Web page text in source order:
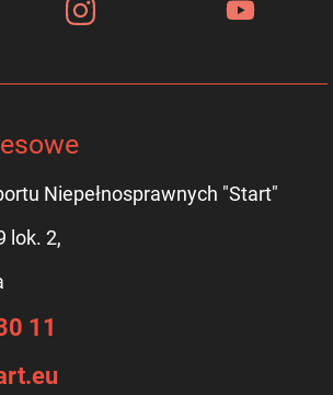
Niepełnosprawnych "Start"
lok. 2,
11